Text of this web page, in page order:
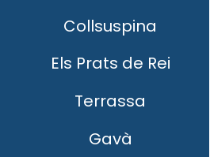
Collsuspina
Els Prats de Rei
Terrassa
Gavà